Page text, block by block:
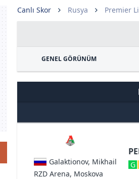
Canlı Skor Rusya Premier
GENEL GÖRÜNÜM
Galaktionov, Mikhail
RZD Arena, Moskova
G